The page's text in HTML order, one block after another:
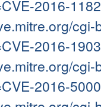
2016-1182
cgi-
2016-1903
cgi-
2016-5000